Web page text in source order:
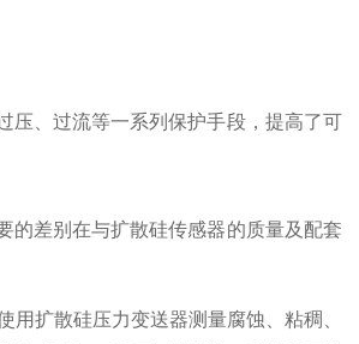
压、过流等一系列保护手段，提高了可
的差别在与扩散硅传感器的质量及配套
扩散硅压力变送器测量腐蚀、粘稠、